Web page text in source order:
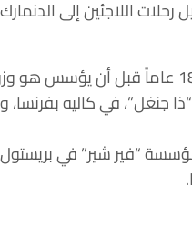
اللاجئين إلى
عمل ويلز في مخبز “ذي بريدستور” في شارع
“ذا جنغل”، في كاليه
مؤسسة “فير شير” في